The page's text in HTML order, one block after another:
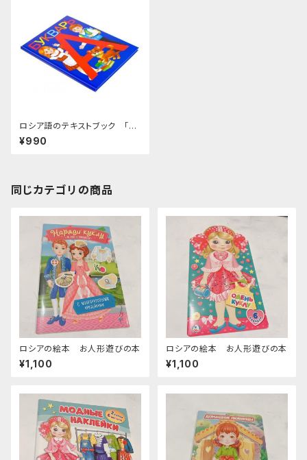
ロシア語のテキストブック 「文
字」
¥990
同じカテゴリの商品
ロシアの絵本 お人形遊びの本
¥1,100
ロシアの絵本 お人形遊びの本
¥1,100